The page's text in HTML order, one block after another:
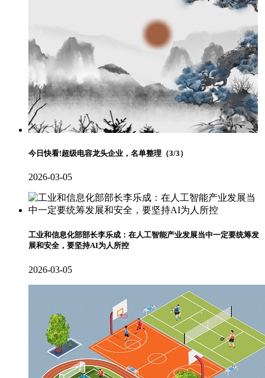
今日快看!超级电容龙头企业，名单整理（3/3）
2026-03-05
工业和信息化部部长李乐成：在人工智能产业发展当中一定要统筹发
展和安全，要坚持AI为人所控
2026-03-05